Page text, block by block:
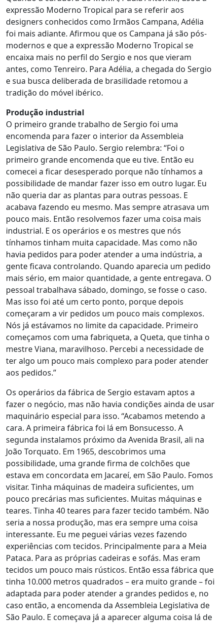
expressão Moderno Tropical para se referir aos
designers conhecidos como Irmãos Campana, Adélia
foi mais adiante. Afirmou que os Campana já são pós-
modernos e que a expressão Moderno Tropical se
encaixa mais no perfil do Sergio e nos que vieram
antes, como Tenreiro. Para Adélia, a chegada do Sergio
e sua busca deliberada de brasilidade retomou a
tradição do móvel ibérico.
Produção industrial
O primeiro grande trabalho de Sergio foi uma
encomenda para fazer o interior da Assembleia
Legislativa de São Paulo. Sergio relembra: “Foi o
primeiro grande encomenda que eu tive. Então eu
comecei a ficar desesperado porque não tínhamos a
possibilidade de mandar fazer isso em outro lugar. Eu
não queria dar as plantas para outras pessoas. E
acabava fazendo eu mesmo. Mas sempre atrasava um
pouco mais. Então resolvemos fazer uma coisa mais
industrial. E os operários e os mestres que nós
tínhamos tinham muita capacidade. Mas como não
havia pedidos para poder atender a uma indústria, a
gente ficava controlando. Quando aparecia um pedido
mais sério, em maior quantidade, a gente entregava. O
pessoal trabalhava sábado, domingo, se fosse o caso.
Mas isso foi até um certo ponto, porque depois
começaram a vir pedidos um pouco mais complexos.
Nós já estávamos no limite da capacidade. Primeiro
começamos com uma fabriqueta, a Queta, que tinha o
mestre Viana, maravilhoso. Percebi a necessidade de
ter algo um pouco mais complexo para poder atender
aos pedidos.”
Os operários da fábrica de Sergio estavam aptos a
fazer o negócio, mas não havia condições ainda de usar
maquinário especial para isso. “Acabamos metendo a
cara. A primeira fábrica foi lá em Bonsucesso. A
segunda instalamos próximo da Avenida Brasil, ali na
João Torquato. Em 1965, descobrimos uma
possibilidade, uma grande firma de colchões que
estava em concordata em Jacareí, em São Paulo. Fomos
visitar. Tinha máquinas de madeira suficientes, um
pouco precárias mas suficientes. Muitas máquinas e
teares. Tinha 40 teares para fazer tecido também. Não
seria a nossa produção, mas era sempre uma coisa
interessante. Eu me peguei várias vezes fazendo
experiências com tecidos. Principalmente para a Meia
Pataca. Para as próprias cadeiras e sofás. Mas eram
tecidos um pouco mais rústicos. Então essa fábrica que
tinha 10.000 metros quadrados – era muito grande – foi
adaptada para poder atender a grandes pedidos e, no
caso então, a encomenda da Assembleia Legislativa de
São Paulo. E começava já a aparecer alguma coisa lá de